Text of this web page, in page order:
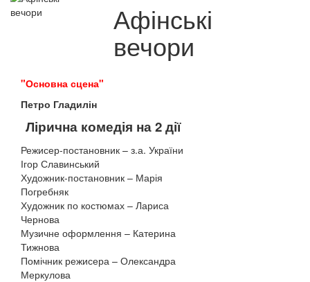
Афінські
вечори
"Основна сцена"
Петро Гладилін
Лірична комедія на 2 дії
Режисер-постановник – з.а. України
Ігор Славинський
Художник-постановник – Марія
Погребняк
Художник по костюмах – Лариса
Чернова
Музичне оформлення – Катерина
Тижнова
Помічник режисера – Олександра
Меркулова